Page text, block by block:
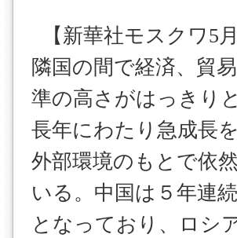
【新華社モスクワ5
隣国の間で経済、貿
準の高さがはっきり
長年にわたり急成長
外部環境のもとで依
いる。中国は５年連
となっており、ロシ